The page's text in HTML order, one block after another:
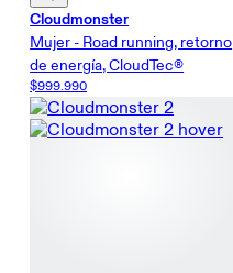
Cloudmonster
Mujer - Road running, retorno
de energía, CloudTec®
$999.990